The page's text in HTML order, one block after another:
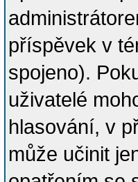
příspěvek v
spojeno).
uživatelé
hlasování, v
může učinit